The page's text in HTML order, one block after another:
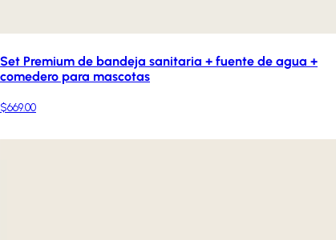
Set Premium de bandeja sanitaria + fuente de agua +
comedero para mascotas
$669.00